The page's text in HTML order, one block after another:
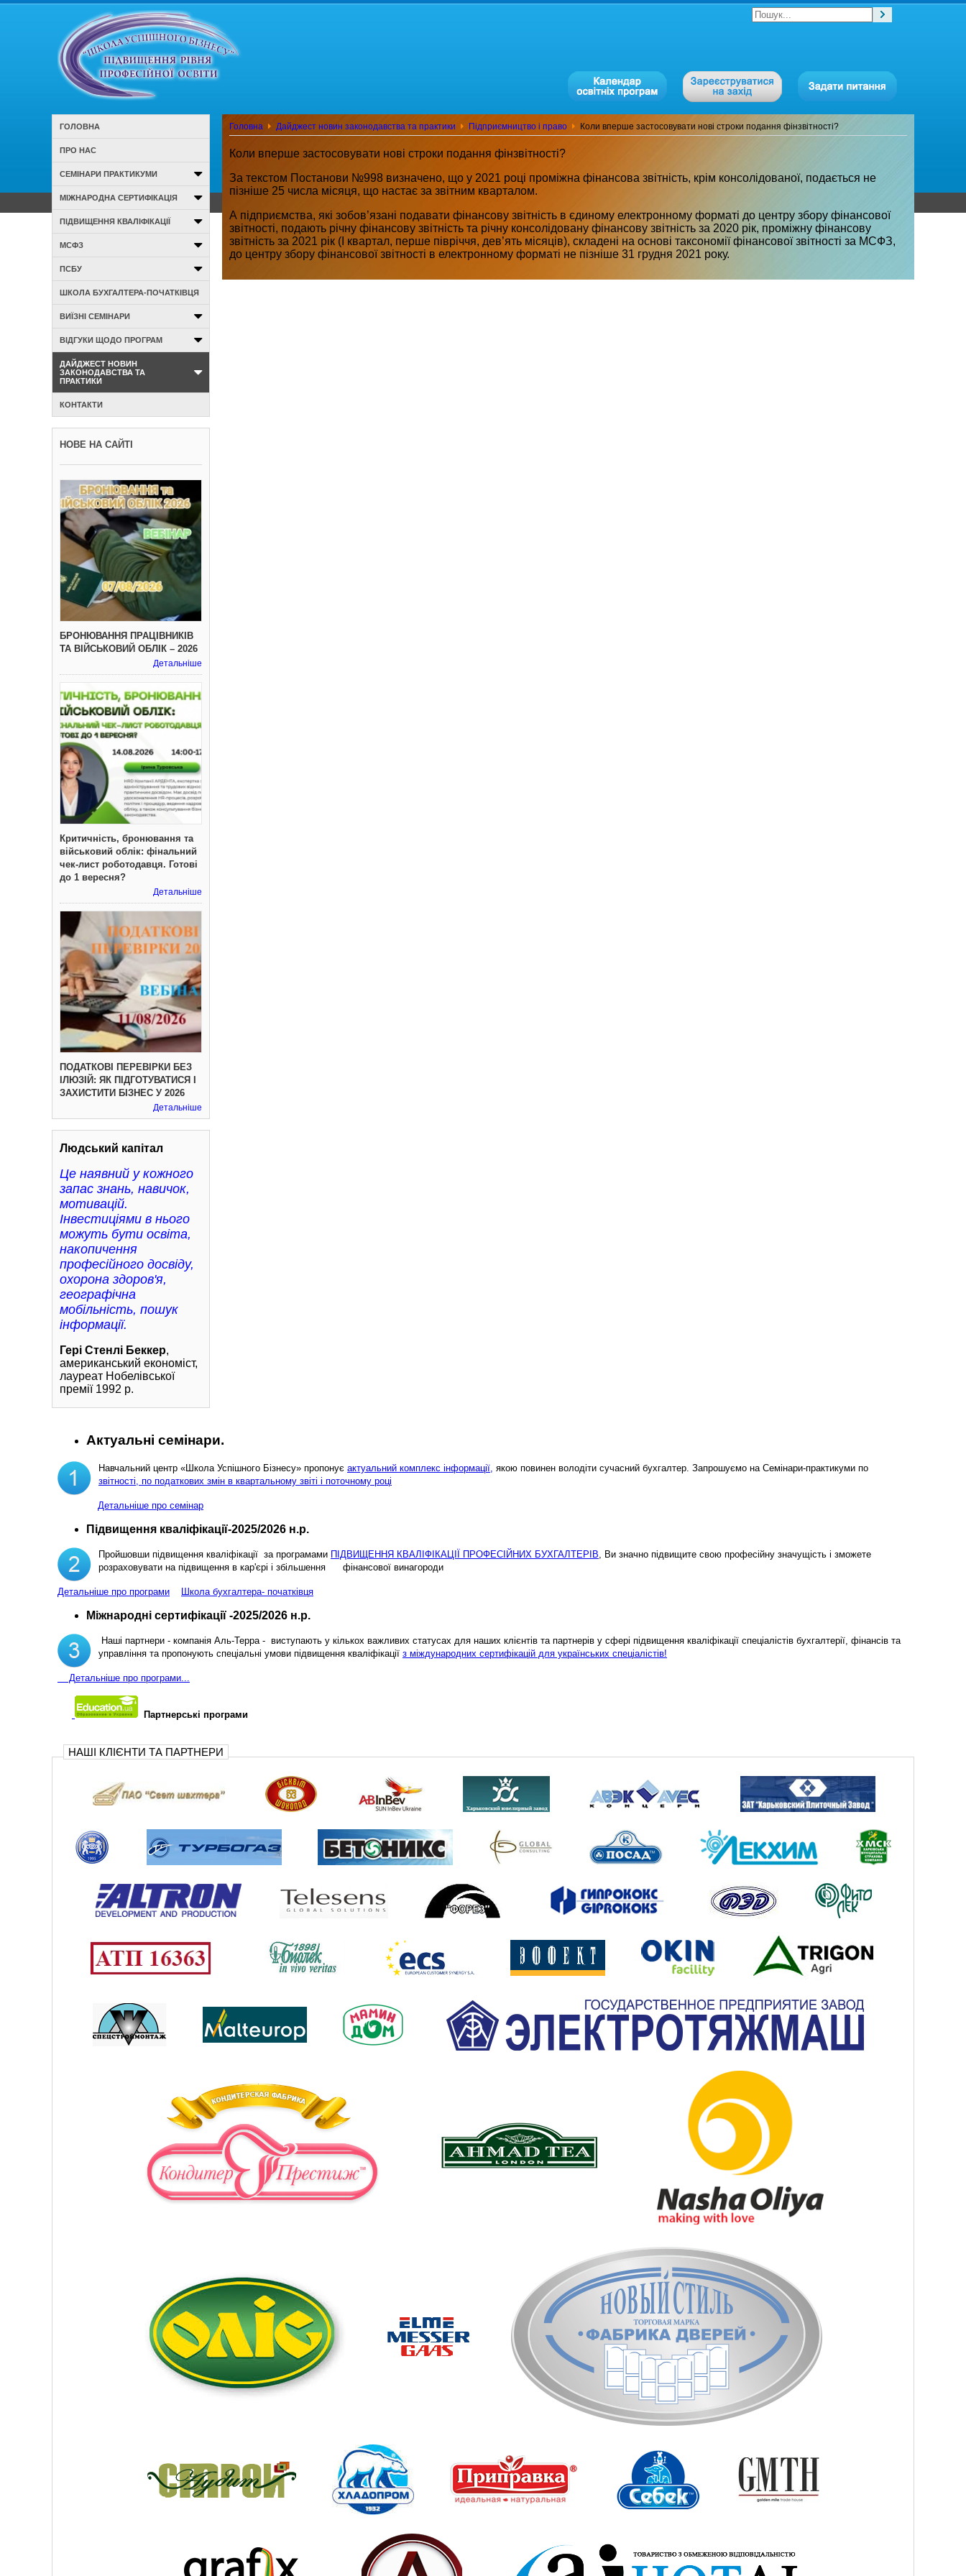
Головна Дайджест новин законодавства та практики Підприємництво і право Коли вперше застосовувати нові строки подання фінзвітності?
Коли вперше застосовувати нові строки подання фінзвітності?
За текстом Постанови №998 визначено, що у 2021 році проміжна фінансова звітність, крім консолідованої, подається не
пізніше 25 числа місяця, що настає за звітним кварталом.
А підприємства, які зобов’язані подавати фінансову звітність в єдиному електронному форматі до центру збору фінансової
звітності, подають річну фінансову звітність та річну консолідовану фінансову звітність за 2020 рік, проміжну фінансову
звітність за 2021 рік (I квартал, перше півріччя, дев’ять місяців), складені на основі таксономії фінансової звітності за МСФЗ,
до центру збору фінансової звітності в електронному форматі не пізніше 31 грудня 2021 року.
ГОЛОВНА
ПРО НАС
СЕМІНАРИ ПРАКТИКУМИ
МІЖНАРОДНА СЕРТИФІКАЦІЯ
ПІДВИЩЕННЯ КВАЛІФІКАЦІЇ
МСФЗ
ПСБУ
ШКОЛА БУХГАЛТЕРА-ПОЧАТКІВЦЯ
ВИЇЗНІ СЕМІНАРИ
ВІДГУКИ ЩОДО ПРОГРАМ
ДАЙДЖЕСТ НОВИН
ЗАКОНОДАВСТВА ТА
ПРАКТИКИ
КОНТАКТИ
НОВЕ НА САЙТІ
БРОНЮВАННЯ ПРАЦІВНИКІВ
ТА ВІЙСЬКОВИЙ ОБЛІК – 2026
Детальніше
Критичність, бронювання та
військовий облік: фінальний
чек-лист роботодавця. Готові
до 1 вересня?
Детальніше
ПОДАТКОВІ ПЕРЕВІРКИ БЕЗ
ІЛЮЗІЙ: ЯК ПІДГОТУВАТИСЯ І
ЗАХИСТИТИ БІЗНЕС У 2026
Детальніше
Людський капітал
Це наявний у кожного
запас знань, навичок,
мотивацій.
Інвестиціями в нього
можуть бути освіта,
накопичення
професійного досвіду,
охорона здоров'я,
географічна
мобільність, пошук
інформації.
Гері Стенлі Беккер,
американський економіст,
лауреат Нобелівської
премії 1992 р.
Актуальні семінари.
Навчальний центр «Школа Успішного Бізнесу» пропонує актуальний комплекс інформації, якою повинен володіти сучасний бухгалтер. Запрошуємо на Семінари-практикуми по
звітності, по податкових змін в квартальному звіті і поточному році
Детальніше про семінар
Підвищення кваліфікації-2025/2026 н.р.
Пройшовши підвищення кваліфікації за програмами ПІДВИЩЕННЯ КВАЛІФІКАЦІЇ ПРОФЕСІЙНИХ БУХГАЛТЕРІВ, Ви значно підвищите свою професійну значущість і зможете
розраховувати на підвищення в кар'єрі і збільшення фінансової винагороди
Детальніше про програми Школа бухгалтера- початківця
Міжнародні сертифікації -2025/2026 н.р.
Наші партнери - компанія Аль-Терра - виступають у кількох важливих статусах для наших клієнтів та партнерів у сфері підвищення кваліфікації спеціалістів бухгалтерії, фінансів та
управління та пропонують спеціальні умови підвищення кваліфікації з міждународних сертифікацій для українських спеціалістів!
Детальніше про програми...
Партнерські програми
НАШІ КЛІЄНТИ ТА ПАРТНЕРИ